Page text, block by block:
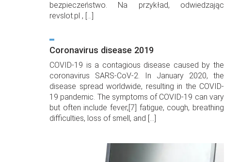
bezpieczeństwo. Na przykład, odwiedzając
revslot.pl , […]
Coronavirus disease 2019
COVID-19 is a contagious disease caused by the
coronavirus SARS-CoV-2. In January 2020, the
disease spread worldwide, resulting in the COVID-
19 pandemic. The symptoms of COVID‑19 can vary
but often include fever,[7] fatigue, cough, breathing
difficulties, loss of smell, and […]